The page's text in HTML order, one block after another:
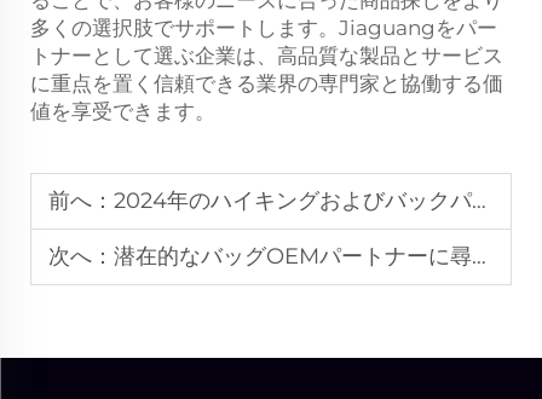
多くの選択肢でサポートします。Jiaguangをパー
トナーとして選ぶ企業は、高品質な製品とサービス
に重点を置く信頼できる業界の専門家と協働する価
値を享受できます。
前へ： 2024年のハイキングおよびバックパック設計におけるトップ8のトレンド
次へ： 潜在的なバッグOEMパートナーに尋ねるべきトップ10の質問